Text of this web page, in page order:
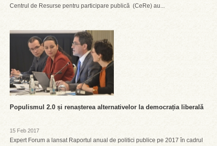
Centrul de Resurse pentru participare publică (CeRe) au...
Populismul 2.0 și renașterea alternativelor la democrația liberală
15 Feb 2017
Expert Forum a lansat Raportul anual de politici publice pe 2017 în cadrul